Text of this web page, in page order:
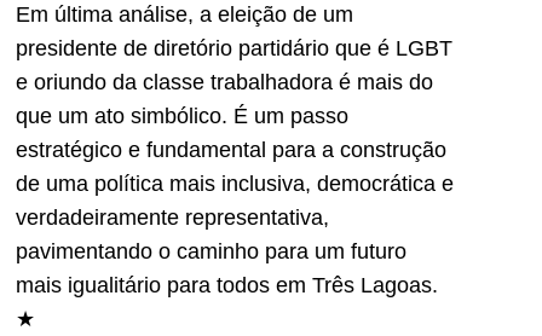
Em última análise, a eleição de um
presidente de diretório partidário que é LGBT
e oriundo da classe trabalhadora é mais do
que um ato simbólico. É um passo
estratégico e fundamental para a construção
de uma política mais inclusiva, democrática e
verdadeiramente representativa,
pavimentando o caminho para um futuro
mais igualitário para todos em Três Lagoas.
★